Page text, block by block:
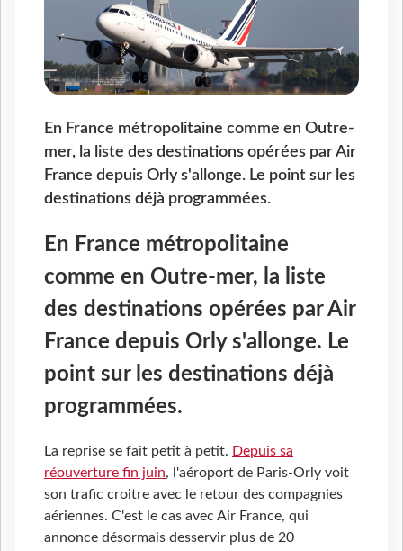
En France métropolitaine comme en Outre-
mer, la liste des destinations opérées par Air
France depuis Orly s'allonge. Le point sur les
destinations déjà programmées.
En France métropolitaine
comme en Outre-mer, la liste
des destinations opérées par Air
France depuis Orly s'allonge. Le
point sur les destinations déjà
programmées.
La reprise se fait petit à petit. Depuis sa
réouverture fin juin, l'aéroport de Paris-Orly voit
son trafic croitre avec le retour des compagnies
aériennes. C'est le cas avec Air France, qui
annonce désormais desservir plus de 20